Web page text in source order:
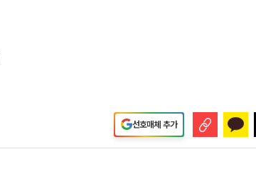
선호매체 추가